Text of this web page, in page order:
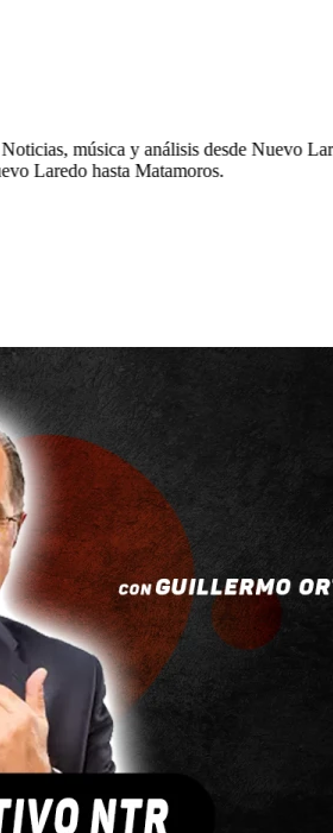
música y análisis desde Nuevo
Laredo hasta Matamoros.